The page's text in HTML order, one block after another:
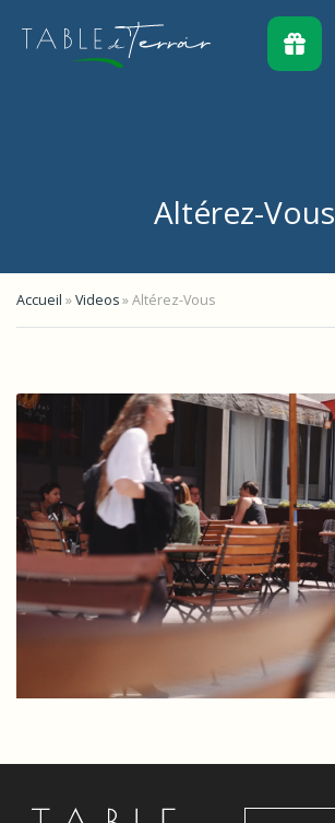
Altérez-Vous
Accueil »Videos»Altérez-Vous